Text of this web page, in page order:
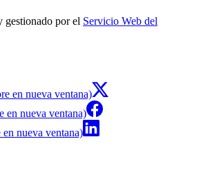
gestionado por el Servicio Web del
en nueva ventana)
en nueva ventana)
nueva ventana)